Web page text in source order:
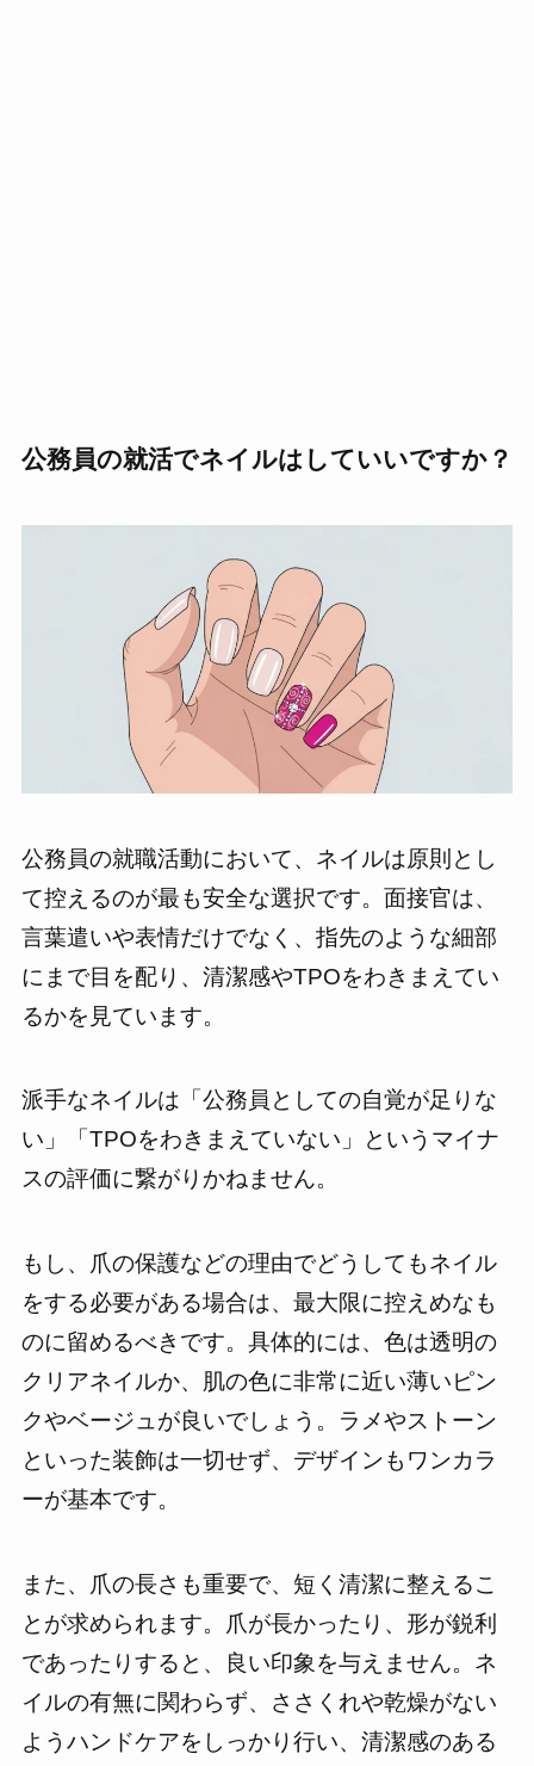
公務員の就活でネイルはしていいですか？
公務員の就職活動において、ネイルは原則とし
て控えるのが最も安全な選択です。面接官は、
言葉遣いや表情だけでなく、指先のような細部
にまで目を配り、清潔感やTPOをわきまえてい
るかを見ています。
派手なネイルは「公務員としての自覚が足りな
い」「TPOをわきまえていない」というマイナ
スの評価に繋がりかねません。
もし、爪の保護などの理由でどうしてもネイル
をする必要がある場合は、最大限に控えめなも
のに留めるべきです。具体的には、色は透明の
クリアネイルか、肌の色に非常に近い薄いピン
クやベージュが良いでしょう。ラメやストーン
といった装飾は一切せず、デザインもワンカラ
ーが基本です。
また、爪の長さも重要で、短く清潔に整えるこ
とが求められます。爪が長かったり、形が鋭利
であったりすると、良い印象を与えません。ネ
イルの有無に関わらず、ささくれや乾燥がない
ようハンドケアをしっかり行い、清潔感のある